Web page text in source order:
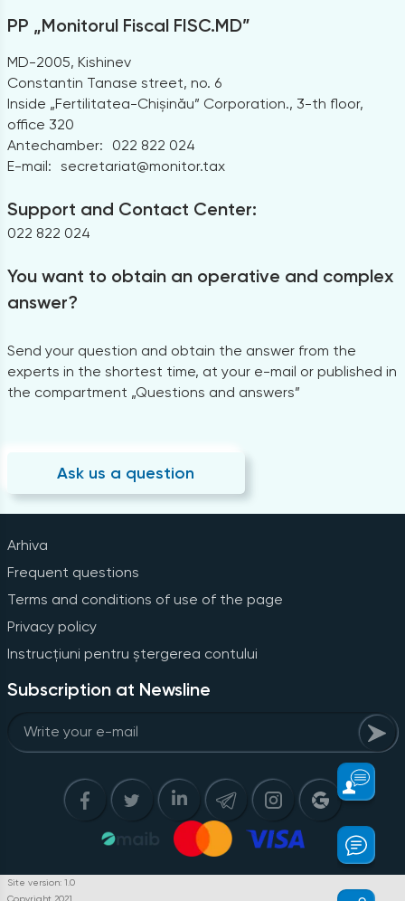
PP „Monitorul Fiscal FISC.MD”
MD-2005, Kishinev
Constantin Tanase street, no. 6
Inside „Fertilitatea-Chișinău” Corporation., 3-th floor,
office 320
Antechamber:
022 822 024
E-mail: secretariat@monitor.tax
Support and Contact Center:
022 822 024
You want to obtain an operative and complex
answer?
Send your question and obtain the answer from the
experts in the shortest time, at your e-mail or published in
the compartment „Questions and answers”
Ask us a question
Arhiva
Frequent questions
Terms and conditions of use of the page
Privacy policy
Instrucțiuni pentru ștergerea contului
Subscription at Newsline
Site version: 1.0